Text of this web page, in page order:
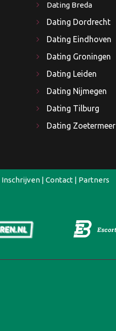
Dating Breda
Dating Dordrecht
Dating Eindhoven
Dating Groningen
Dating Leiden
Dating Nijmegen
Dating Tilburg
Dating Zoetermeer
Inschrijven| Contact| Partners